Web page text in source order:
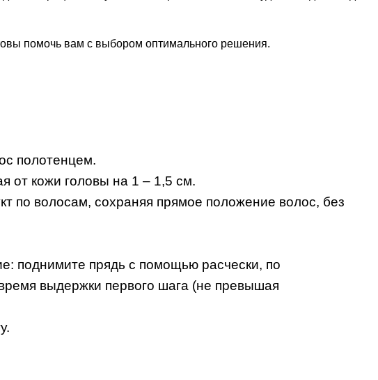
помочь вам с выбором оптимального решения.
полотенцем.
от кожи головы на 1 – 1,5 см.
по волосам, сохраняя прямое положение волос, без
поднимите прядь с помощью расчески, по
выдержки первого шага (не превышая